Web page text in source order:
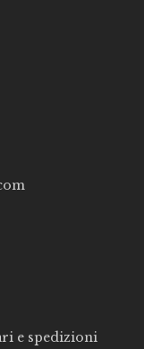
e spedizioni